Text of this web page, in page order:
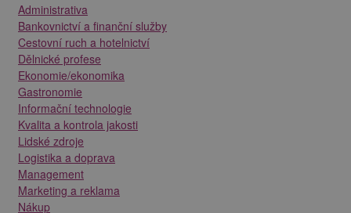
Administrativa
Bankovnictví a finanční služby
Cestovní ruch a hotelnictví
Dělnické profese
Ekonomie/ekonomika
Gastronomie
Informační technologie
Kvalita a kontrola jakosti
Lidské zdroje
Logistika a doprava
Management
Marketing a reklama
Nákup